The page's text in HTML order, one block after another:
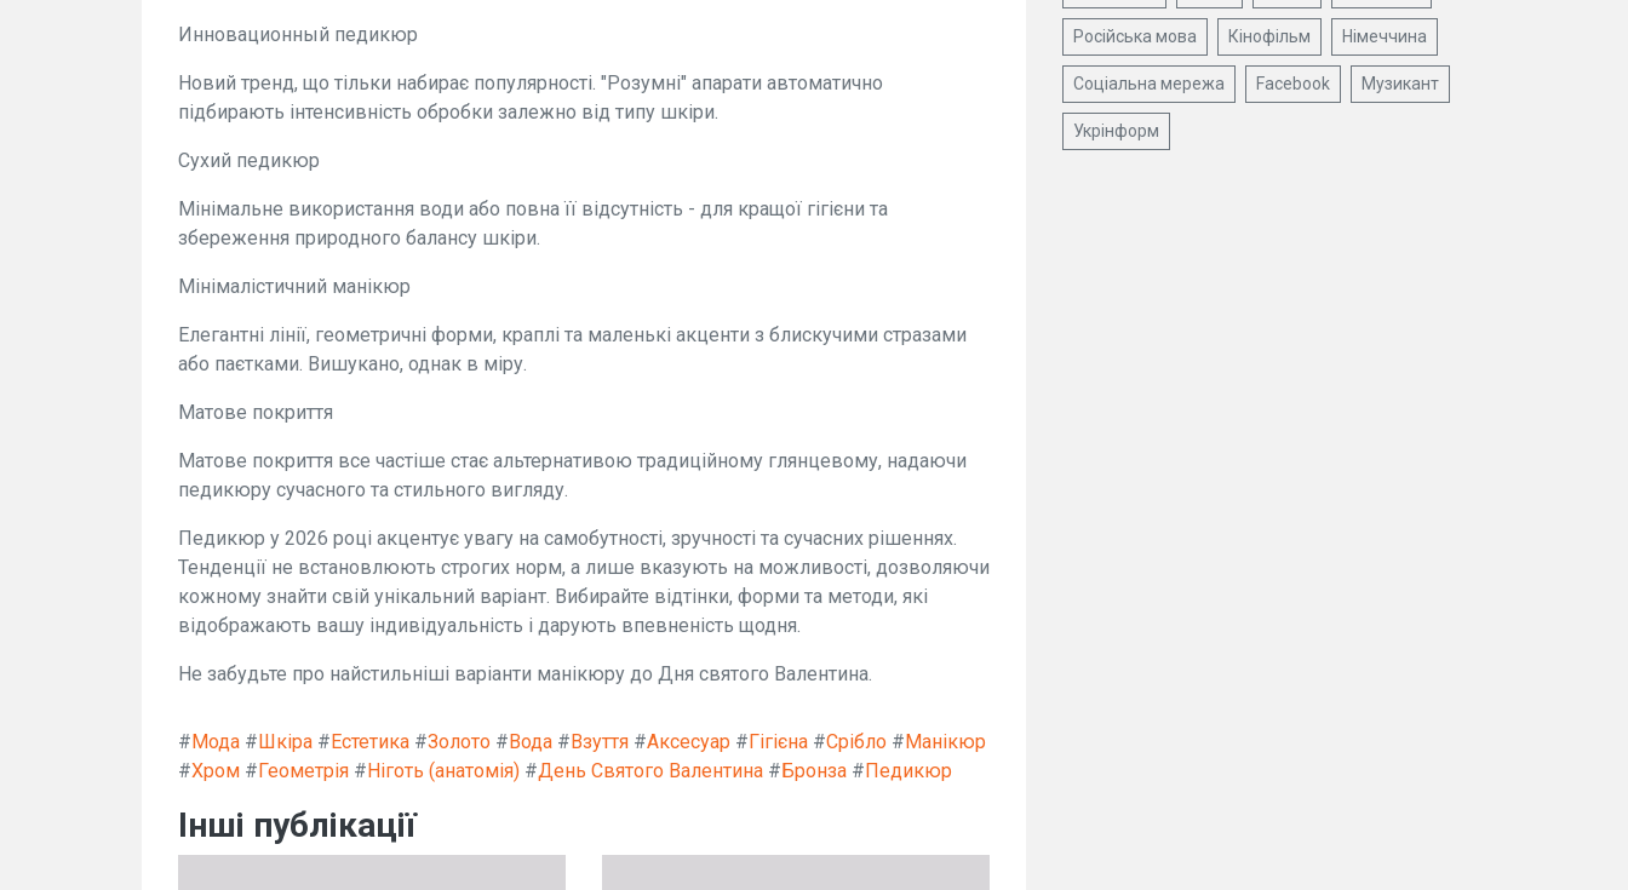
Инновационный педикюр
Новий тренд, що тільки набирає популярності. "Розумні" апарати автоматично
підбирають інтенсивність обробки залежно від типу шкіри.
Сухий педикюр
Мінімальне використання води або повна її відсутність - для кращої гігієни та
збереження природного балансу шкіри.
Мінімалістичний манікюр
Елегантні лінії, геометричні форми, краплі та маленькі акценти з блискучими стразами
або паєтками. Вишукано, однак в міру.
Матове покриття
Матове покриття все частіше стає альтернативою традиційному глянцевому, надаючи
педикюру сучасного та стильного вигляду.
Педикюр у 2026 році акцентує увагу на самобутності, зручності та сучасних рішеннях.
Тенденції не встановлюють строгих норм, а лише вказують на можливості, дозволяючи
кожному знайти свій унікальний варіант. Вибирайте відтінки, форми та методи, які
відображають вашу індивідуальність і дарують впевненість щодня.
Не забудьте про найстильніші варіанти манікюру до Дня святого Валентина.
#Мода #Шкіра #Естетика #Золото #Вода #Взуття #Аксесуар #Гігієна #Срібло #Манікюр
#Хром #Геометрія #Ніготь (анатомія) #День Святого Валентина #Бронза #Педикюр
Інші публікації
Російська мова Кінофільм Німеччина
Соціальна мережа Facebook Музикант
Укрінформ